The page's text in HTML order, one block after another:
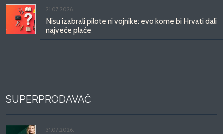
21.07.2026.
Nisu izabrali pilote ni vojnike: evo kome bi Hrvati dali
najveće plaće
SUPERPRODAVAČ
31.07.2026.